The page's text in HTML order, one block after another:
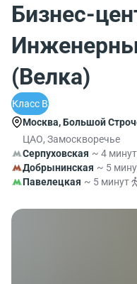
Бизнес-
(Велка)
Класс B
Москва, Большой
ЦАО, Замоскворечье
Серпуховская ~ 4
Добрынинская ~ 5
Павелецкая ~ 5 минут